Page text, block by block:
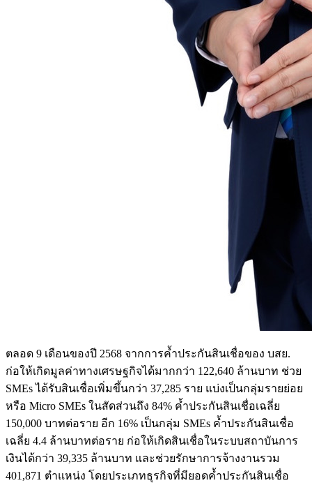
ตลอด 9 เดือนของปี 2568 จากการค้ำประกันสินเชื่อของ บสย.
ก่อให้เกิดมูลค่าทางเศรษฐกิจได้มากกว่า 122,640 ล้านบาท ช่วย
SMEs ได้รับสินเชื่อเพิ่มขึ้นกว่า 37,285 ราย แบ่งเป็นกลุ่มรายย่อย
หรือ Micro SMEs ในสัดส่วนถึง 84% ค้ำประกันสินเชื่อเฉลี่ย
150,000 บาทต่อราย อีก 16% เป็นกลุ่ม SMEs ค้ำประกันสินเชื่อ
เฉลี่ย 4.4 ล้านบาทต่อราย ก่อให้เกิดสินเชื่อในระบบสถาบันการ
เงินได้กว่า 39,335 ล้านบาท และช่วยรักษาการจ้างงานรวม
401,871 ตำแหน่ง โดยประเภทธุรกิจที่มียอดค้ำประกันสินเชื่อ